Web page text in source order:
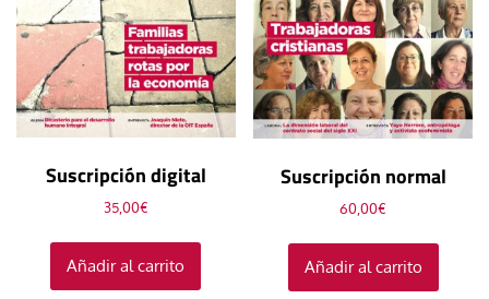
Suscripción digital
35,00€
Añadir al carrito
Suscripción normal
60,00€
Añadir al carrito